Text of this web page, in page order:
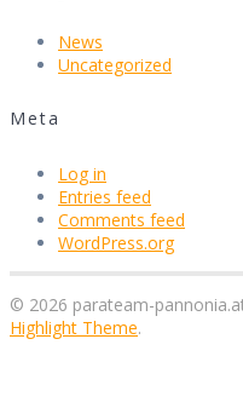
News
Uncategorized
Meta
Log in
Entries feed
Comments feed
WordPress.org
© 2026 parateam-
Highlight Theme.